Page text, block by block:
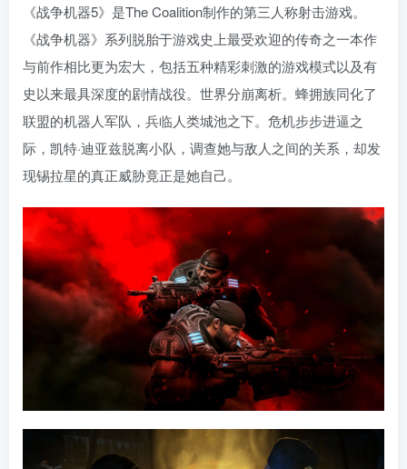
《战争机器5》是The Coalition制作的第三人称射击游戏。
《战争机器》系列脱胎于游戏史上最受欢迎的传奇之一本作
与前作相比更为宏大，包括五种精彩刺激的游戏模式以及有
史以来最具深度的剧情战役。世界分崩离析。蜂拥族同化了
联盟的机器人军队，兵临人类城池之下。危机步步进逼之
际，凯特·迪亚兹脱离小队，调查她与敌人之间的关系，却发
现锡拉星的真正威胁竟正是她自己。